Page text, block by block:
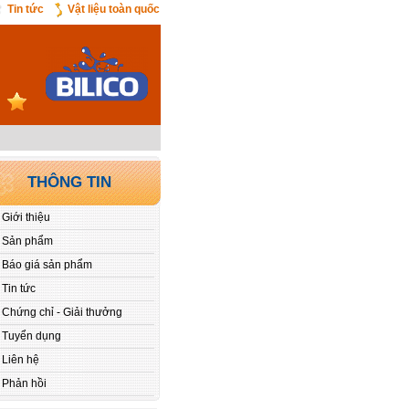
Vật liệu toàn quốc
Tin tức
THÔNG TIN
Giới thiệu
Sản phẩm
Báo giá sản phẩm
Tin tức
Chứng chỉ - Giải thưởng
Tuyển dụng
Liên hệ
Phản hồi